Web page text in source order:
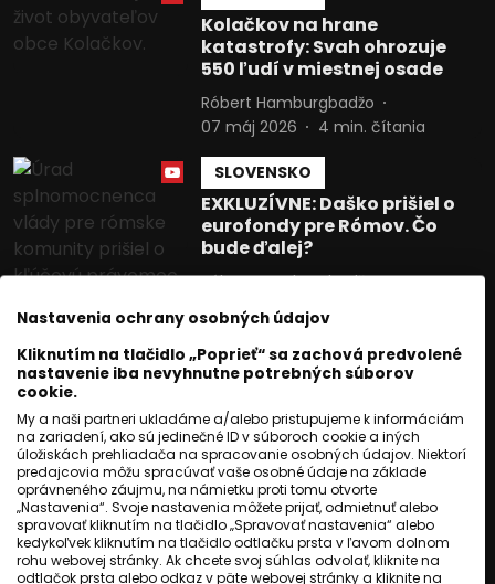
Kolačkov na hrane
katastrofy: Svah ohrozuje
550 ľudí v miestnej osade
Róbert Hamburgbadžo
07 máj 2026
4 min. čítania
SLOVENSKO
EXKLUZÍVNE: Daško prišiel o
eurofondy pre Rómov. Čo
bude ďalej?
Róbert Hamburgbadžo
06 máj 2026
SLOVENSKO
Šok zo Španielska: Cibuľa
chorý, zvracal a aj tak skončil
na 5. mieste
Jozef Šivák
03 máj 2026
1 min. čítania
TOP UDALOSTI
Rómsky magazín: Prvé WC v
Nastavenia ochrany osobných údajov
Kliknutím na tlačidlo „Poprieť“ sa zachová predvolené
nastavenie iba nevyhnutne potrebných súborov
cookie.
My a naši partneri ukladáme a/alebo pristupujeme k informáciám
na zariadení, ako sú jedinečné ID v súboroch cookie a iných
úložiskách prehliadača na spracovanie osobných údajov. Niektorí
predajcovia môžu spracúvať vaše osobné údaje na základe
oprávneného záujmu, na námietku proti tomu otvorte
„Nastavenia“. Svoje nastavenia môžete prijať, odmietnuť alebo
spravovať kliknutím na tlačidlo „Spravovať nastavenia“ alebo
kedykoľvek kliknutím na tlačidlo odtlačku prsta v ľavom dolnom
rohu webovej stránky. Ak chcete svoj súhlas odvolať, kliknite na
odtlačok prsta alebo odkaz v päte webovej stránky a kliknite na